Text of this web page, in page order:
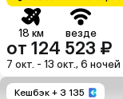
18 км везде
от 124 523 ₽
7 окт. - 13 окт., 6 ночей
Кешбэк + 3 135